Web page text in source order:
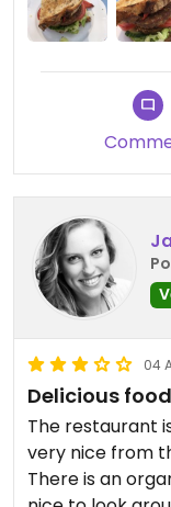
04
Delicious food
The restaurant
very nice from
There is an